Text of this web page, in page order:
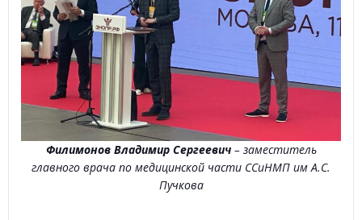
Филимонов Владимир Сергеевич– заместитель
главного врача по медицинской части ССиНМП им А.С.
Пучкова